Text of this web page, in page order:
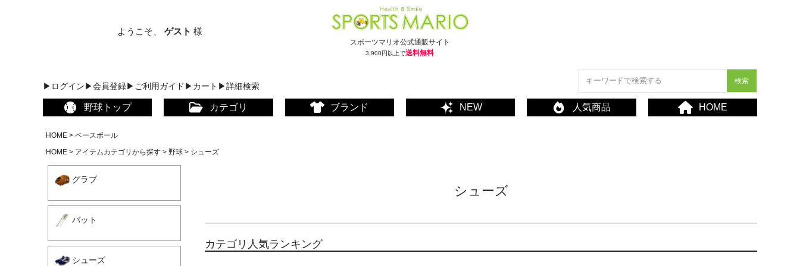
スポーツマリオ公式通販サイト
3,900円以上で送料無料
ようこそ、 ゲスト様
▶ログイン▶会員登録▶ご利用ガイド ▶カート ▶詳細検索
検索
野球トップ カテゴリ ブランド NEW 人気商品 HOME
HOME
ベースボール
HOME
アイテムカテゴリから探す 野球 シューズ
グラブ
バット
シューズ
シューズ
カテゴリ人気ランキング